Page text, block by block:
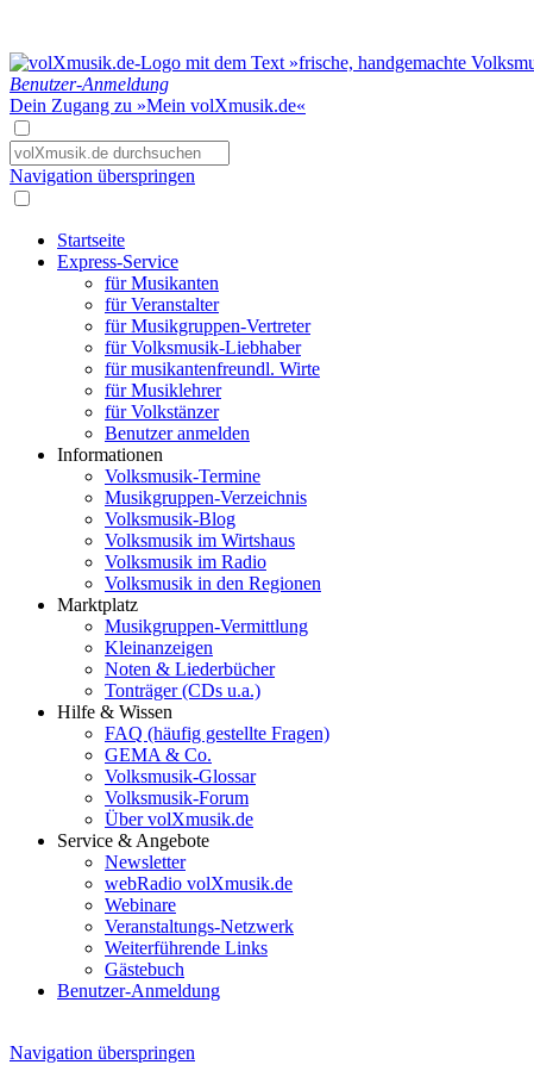
Benutzer-Anmeldung
Dein Zugang zu »Mein volXmusik.de«
Navigation überspringen
Startseite
Express-Service
für Musikanten
für Veranstalter
für Musikgruppen-Vertreter
für Volksmusik-Liebhaber
für musikantenfreundl. Wirte
für Musiklehrer
für Volkstänzer
Benutzer anmelden
Informationen
Volksmusik-Termine
Musikgruppen-Verzeichnis
Volksmusik-Blog
Volksmusik im Wirtshaus
Volksmusik im Radio
Volksmusik in den Regionen
Marktplatz
Musikgruppen-Vermittlung
Kleinanzeigen
Noten & Liederbücher
Tonträger (CDs u.a.)
Hilfe & Wissen
FAQ (häufig gestellte Fragen)
GEMA & Co.
Volksmusik-Glossar
Volksmusik-Forum
Über volXmusik.de
Service & Angebote
Newsletter
webRadio volXmusik.de
Webinare
Veranstaltungs-Netzwerk
Weiterführende Links
Gästebuch
Benutzer-Anmeldung
Navigation überspringen